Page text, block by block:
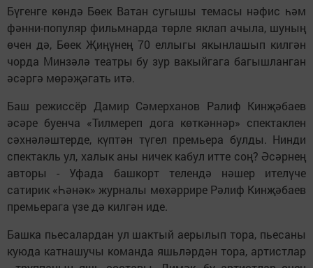
Бүгенге көндә Бөек Ватан сугышы темасы нәфис һәм
фәнни-популяр фильмнарда төрле яклап ачыла, шуның
өчен дә, Бөек Җиңүнең 70 еллыгы якынлашып килгән
чорда Минзәлә театры бу зур вакыйгага багышланган
әсәргә мөрәҗәгать итә.
Баш режиссёр Дамир Сәмерханов Ралиф Кинҗәбаев
әсәре буенча «Тилмереп дога көткәннәр» спектаклен
сәхнәләштерде, күптән түгел премьера булды. Нинди
спектакль ул, халык аны ничек кабул итте соң? Әсәрнең
авторы - Уфада башкорт телендә нәшер ителүче
сатирик «Һәнәк» журналы мөхәррире Рәлиф Кинҗәбаев
премьерага үзе дә килгән иде.
Башка пьесалардан ул шактый аерылып тора, пьесаны
куюда катнашучы команда яшьләрдән тора, артистлар